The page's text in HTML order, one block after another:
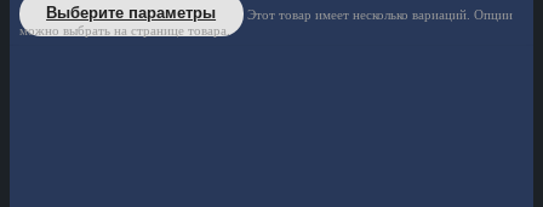
Выберите параметры
Этот товар имеет несколько вариаций. Опции
можно выбрать на странице товара.